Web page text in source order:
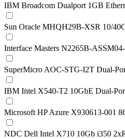
IBM Broadcom Dualport 1GB
Sun Oracle MHQH29B-XSR 10/
Interface Masters N2265B-
SuperMicro AOC-STG-I2T Dual-
IBM Intel X540-T2 10GbE Dual-
Microsoft HP Azure X930613-001
NDC Dell Intel X710 10Gb i350